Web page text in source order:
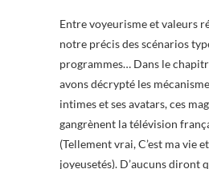
Entre voyeurisme et valeurs
notre précis des scénarios
programmes… Dans le
avons décrypté les
intimes et ses avatars, ces
gangrènent la télévision
(Tellement vrai, C’est ma vie
joyeusetés). D’aucuns diront